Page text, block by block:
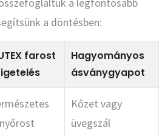
a legfontosabb
a döntésben:
farost
Hagyományos
ásványgyapot
Kőzet vagy
üvegszál